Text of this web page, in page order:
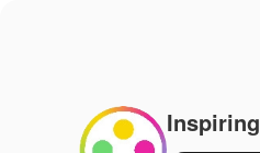
Inspiring